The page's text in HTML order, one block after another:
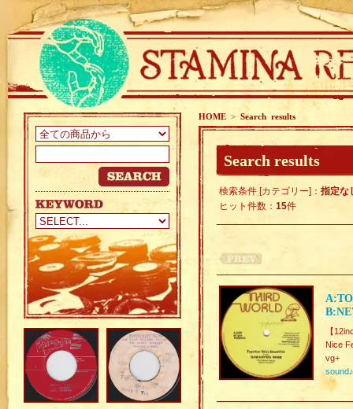
HOME > Search results
Search results
検索条件 [カテゴリー]： 指定な
ヒット件数： 15件
【
Nice
vg+
sound♪